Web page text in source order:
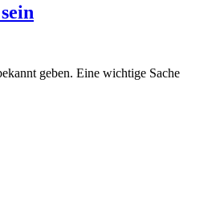
geben. Eine wichtige Sache